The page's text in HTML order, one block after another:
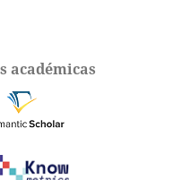
académicas